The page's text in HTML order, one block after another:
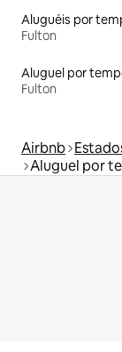
Fulton
Fulton
Airbnb
Aluguel por